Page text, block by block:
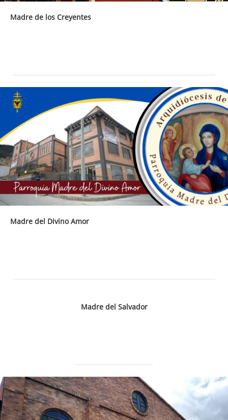
Madre de los Creyentes
Madre del Divino Amor
Madre del Salvador